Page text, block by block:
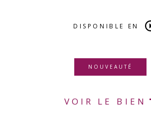
DISPONIBLE EN
NOUVEAUTÉ
VOIR LE BIEN